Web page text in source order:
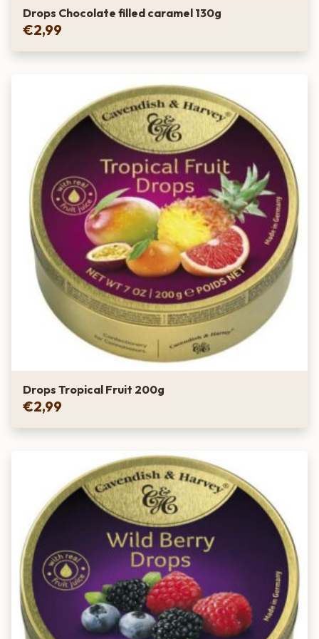
Drops Chocolate filled caramel 130g
€2,99
Drops Tropical Fruit 200g
€2,99